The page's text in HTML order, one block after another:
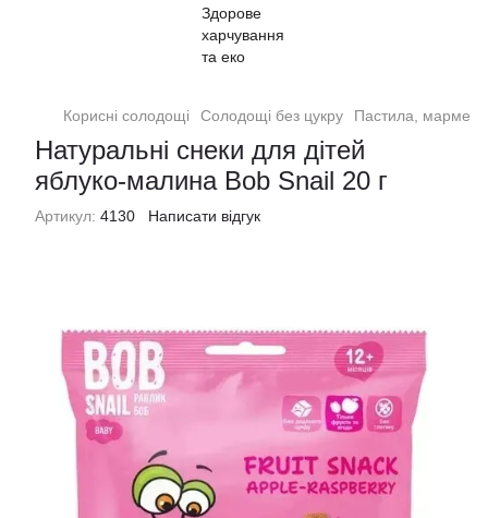
Корисні солодощі Солодощі без цукру Пастила,
Натуральні снеки для дітей
яблуко-малина Bob Snail 20 г
Артикул: 4130 Написати відгук